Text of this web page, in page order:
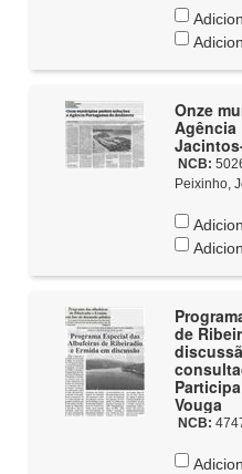
Onze
Agência
NCB:
Peixinho,
de
Vouga
NCB: